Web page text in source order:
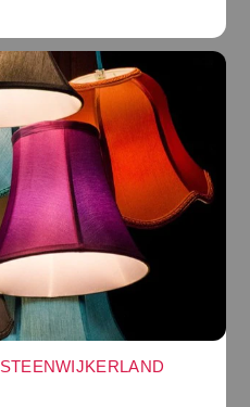
STEENWIJKERLAND